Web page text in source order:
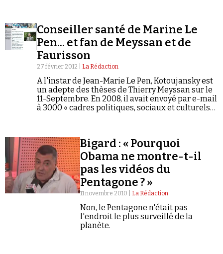
Conseiller santé de Marine Le
Pen... et fan de Meyssan et de
Faurisson
27 février 2012 | La Rédaction
A l'instar de Jean-Marie Le Pen, Kotoujansky est
un adepte des thèses de Thierry Meyssan sur le
11-Septembre. En 2008, il avait envoyé par e-mail
à 3000 « cadres politiques, sociaux et culturels
ReOpen911.Bigard : « Pourquoi
Obama ne montre-t-il
pas les vidéos du
Pentagone ? »
11 novembre 2010 | La Rédaction
Non, le Pentagone n'était pas
l'endroit le plus surveillé de la
planète.